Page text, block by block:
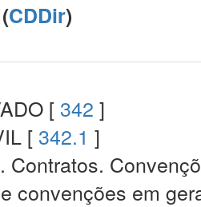
CDDir)
[ 342 ]
[ 342.1 ]
Contratos.
convenções em